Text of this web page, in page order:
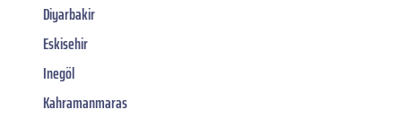
Diyarbakir
Eskisehir
Inegöl
Kahramanmaras